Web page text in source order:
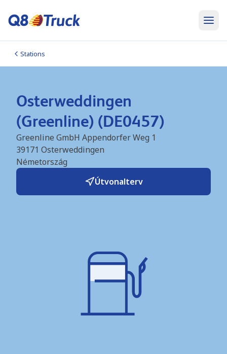
Stations
Osterweddingen
(Greenline) (DE0457)
Greenline GmbH Appendorfer Weg 1
39171 Osterweddingen
Németország
Útvonalterv